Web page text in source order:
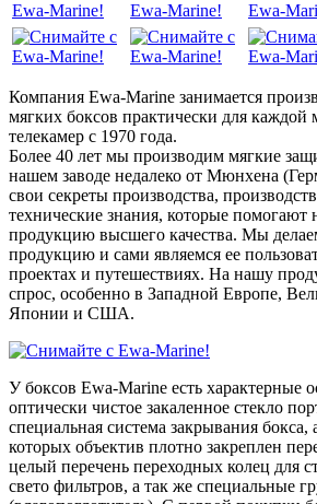
Компания Ewa-Marine занимается
мягких боксов практически для каждой
телекамер с 1970 года.
Более 40 лет мы производим мягкие
нашем заводе недалеко от Мюнхена
свои секреты производства,
технические знания, которые помогают
продукцию высшего качества. Мы
продукцию и сами являемся ее
проектах и путешествиях. На нашу
спрос, особенно в Западной Европе,
Японии и США.
У боксов Ewa-Marine есть характерные
оптически чистое закаленное стекло
специальная система закрывания
которых объектив плотно закреплен
целый перечень переходных колец для
свето фильтров, а так же специальные